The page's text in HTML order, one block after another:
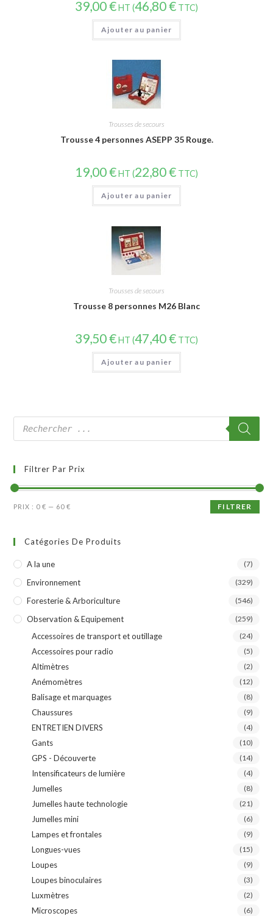
39,00€HT (46,80€ TTC)
Ajouter au panier
Trousses de secours
Trousse 4 personnes ASEPP 35 Rouge.
19,00€HT (22,80€ TTC)
Ajouter au panier
Trousses de secours
Trousse 8 personnes M26 Blanc
39,50€HT (47,40€ TTC)
Ajouter au panier
Filtrer Par Prix
FILTRER
PRIX : 0 € — 60 €
Catégories De Produits
A la une (7)
Environnement (329)
Foresterie & Arboriculture (546)
Observation & Equipement (259)
Accessoires de transport et outillage (24)
Accessoires pour radio (5)
Altimètres (2)
Anémomètres (12)
Balisage et marquages (8)
Chaussures (9)
ENTRETIEN DIVERS (4)
Gants (10)
GPS - Découverte (14)
Intensificateurs de lumière (4)
Jumelles (8)
Jumelles haute technologie (21)
Jumelles mini (6)
Lampes et frontales (9)
Longues-vues (15)
Loupes (9)
Loupes binoculaires (3)
Luxmètres (2)
Microscopes (6)